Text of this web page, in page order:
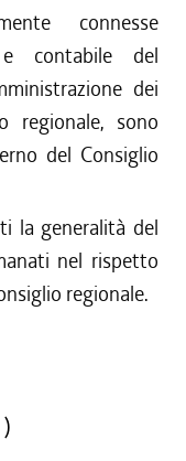
connesse
e contabile del
dei
regionale, sono
del Consiglio
la generalità del
nel rispetto
regionale.